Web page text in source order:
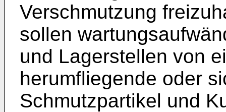
Verschmutzung
sollen
und Lagerstellen von
herumfliegende oder
Schmutzpartikel und